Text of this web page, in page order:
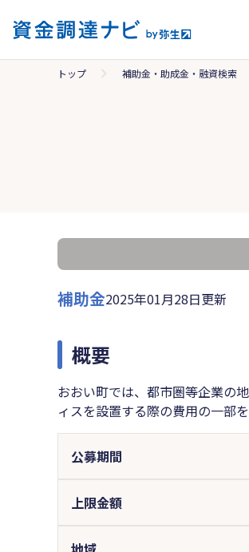
トップ 補助金・助成金・融資検索
補助金2025年01月28日更新
概要
おおい町では、都市圏等企業の
ィスを設置する際の費用の一部を
公募期間
上限金額